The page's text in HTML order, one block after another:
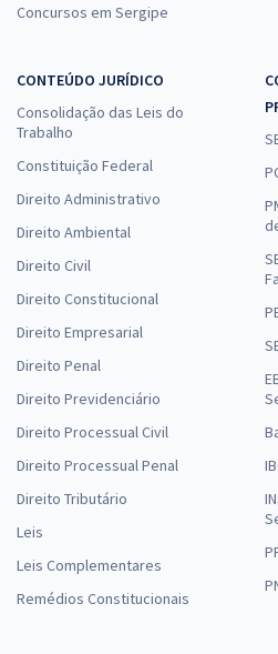
Concursos em Sergipe
CONTEÚDO JURÍDICO
Consolidação das Leis do
Trabalho
Constituição Federal
Direito Administrativo
Direito Ambiental
Direito Civil
Direito Constitucional
Direito Empresarial
Direito Penal
Direito Previdenciário
Direito Processual Civil
Direito Processual Penal
Direito Tributário
Leis
Leis Complementares
Remédios Constitucionais